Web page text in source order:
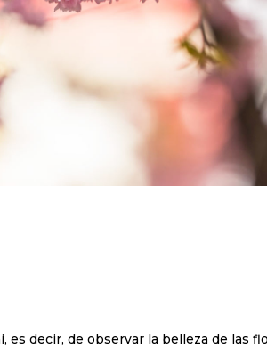
decir, de observar la belleza de las